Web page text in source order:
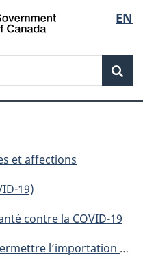
de
la
EN
et affections
19)
contre la COVID-19
aider à prévenir les pénuries occasionnées par la COVID-19